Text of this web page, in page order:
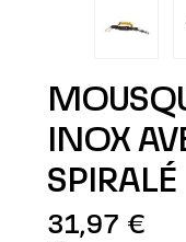
INOX
SPIRALÉ
31,97 €